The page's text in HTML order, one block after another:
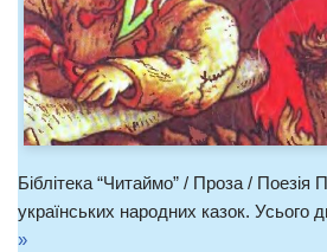
Біблітека “Читаймо” / Проза / Поезія
українських народних казок. Усього
»